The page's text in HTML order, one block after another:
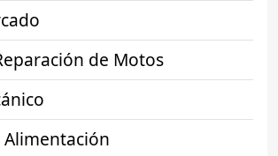
de Motos